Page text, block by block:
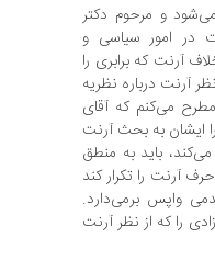
می‌شود و مرحوم دکتر
در امور سیاسی و
آرنت که برابری را
آرنت درباره نظریه
می‌کنم که آقای
ایشان به بحث آرنت
باید به منطق
آرنت را تکرار کند
واپس برمی‌دارد.
را که از نظر آرنت